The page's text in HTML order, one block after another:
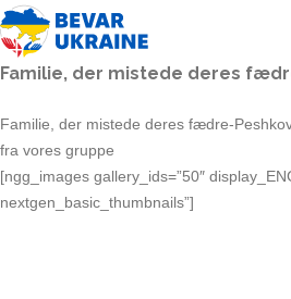
Familie, der mistede deres
Familie, der mistede deres fædre-
fra vores gruppe
[ngg_images gallery_ids=”50″
nextgen_basic_thumbnails”]